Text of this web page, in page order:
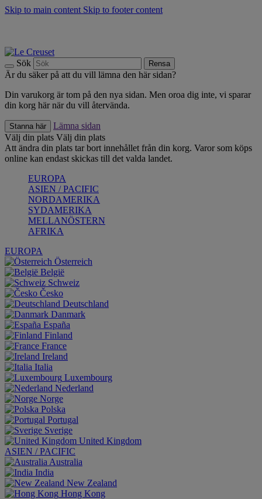
Skip to main content Skip to footer content
Sök Rensa
Är du säker på att du vill lämna den här sidan?
Din varukorg är tom på den nya sidan. Men oroa dig inte, vi sparar
din korg här när du vill återvända.
Stanna här
Lämna sidan
Välj din plats Välj din plats
Att ändra din plats tar bort innehållet från din korg. Varor som köps
online kan endast skickas till det valda landet.
EUROPA
ASIEN / PACIFIC
NORDAMERIKA
SYDAMERIKA
MELLANÖSTERN
AFRIKA
EUROPA
Österreich
België
Schweiz
Česko
Deutschland
Danmark
España
Finland
France
Ireland
Italia
Luxembourg
Nederland
Norge
Polska
Portugal
Sverige
United Kingdom
ASIEN / PACIFIC
Australia
India
New Zealand
Hong Kong